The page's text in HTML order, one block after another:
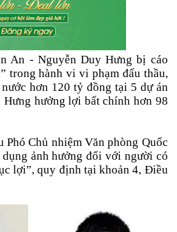
An - Nguyễn Duy Hưng bị cáo
trong hành vi vi phạm đấu thầu,
hơn 120 tỷ đồng tại 5 dự án
Hưng hưởng lợi bất chính hơn 98
Phó Chủ nhiệm Văn phòng Quốc
ảnh hưởng đối với người có
lợi”, quy định tại khoản 4, Điều